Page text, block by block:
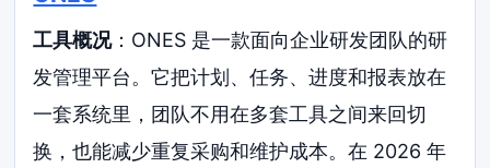
工具概况：ONES 是一款面向企业研发团队的研
发管理平台。它把计划、任务、进度和报表放在
一套系统里，团队不用在多套工具之间来回切
换，也能减少重复采购和维护成本。在 2026 年